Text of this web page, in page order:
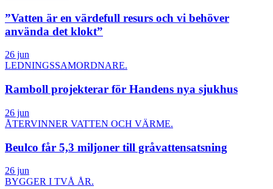
”Vatten är en värdefull resurs och vi behöver
använda det klokt”
26 jun
LEDNINGSSAMORDNARE.
Ramboll projekterar för Handens nya sjukhus
26 jun
ÅTERVINNER VATTEN OCH VÄRME.
Beulco får 5,3 miljoner till gråvattensatsning
26 jun
BYGGER I TVÅ ÅR.